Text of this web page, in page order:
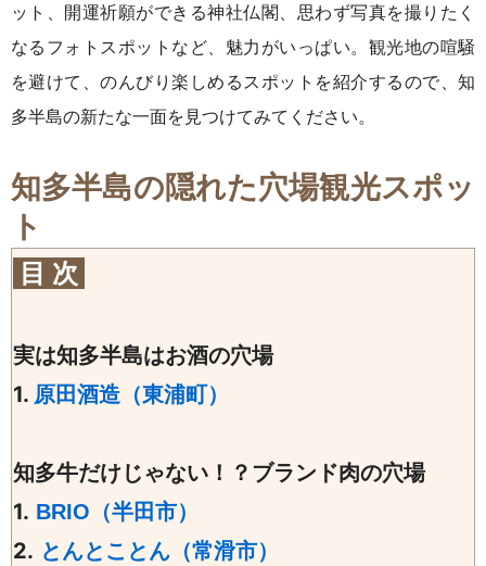
ット、開運祈願ができる神社仏閣、思わず写真を撮りたく
なるフォトスポットなど、魅力がいっぱい。観光地の喧騒
を避けて、のんびり楽しめるスポットを紹介するので、知
多半島の新たな一面を見つけてみてください。
知多半島の隠れた穴場観光スポッ
ト
目 次
実は知多半島はお酒の穴場
1. 原田酒造（東浦町）
知多牛だけじゃない！？ブランド肉の穴場
1. BRIО（半田市）
2. とんとことん（常滑市）